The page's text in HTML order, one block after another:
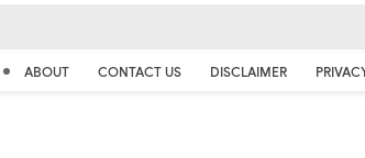
ABOUT CONTACT US DISCLAIMER